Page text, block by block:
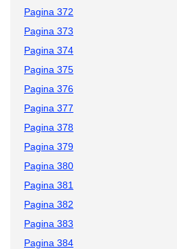
Pagina 372
Pagina 373
Pagina 374
Pagina 375
Pagina 376
Pagina 377
Pagina 378
Pagina 379
Pagina 380
Pagina 381
Pagina 382
Pagina 383
Pagina 384